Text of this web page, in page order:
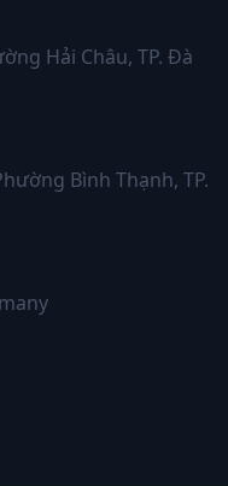
Hải Châu, TP. Đà
Bình Thạnh, TP.